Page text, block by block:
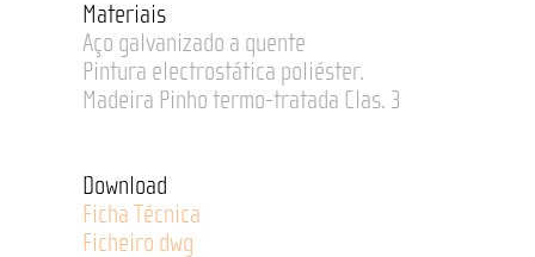
Materiais
Aço galvanizado a quente
Pintura electrostática poliéster.
Madeira Pinho termo-tratada Clas. 3
Download
Ficha Técnica
Ficheiro dwg